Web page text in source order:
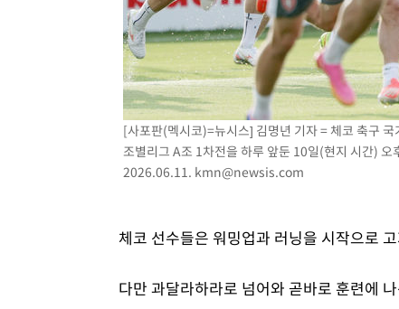
[사포판(멕시코)=뉴시스] 김명년 기자 = 체코 축구
조별리그 A조 1차전을 하루 앞둔 10일(현지 시간)
2026.06.11. kmn@newsis.com
체코 선수들은 워밍업과 러닝을 시작으로
다만 과달라하라로 넘어와 곧바로 훈련에